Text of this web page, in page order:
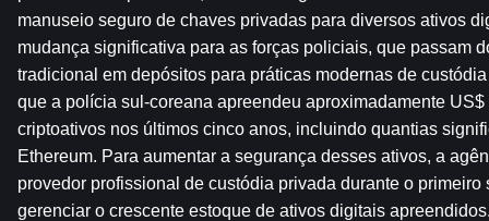
manuseio seguro de chaves privadas para diversos ativos
mudança significativa para as forças policiais, que passam
tradicional em depósitos para práticas modernas de
que a polícia sul-coreana apreendeu aproximadamente
criptoativos nos últimos cinco anos, incluindo quantias
Ethereum. Para aumentar a segurança desses ativos, a
provedor profissional de custódia privada durante o primeiro
gerenciar o crescente estoque de ativos digitais